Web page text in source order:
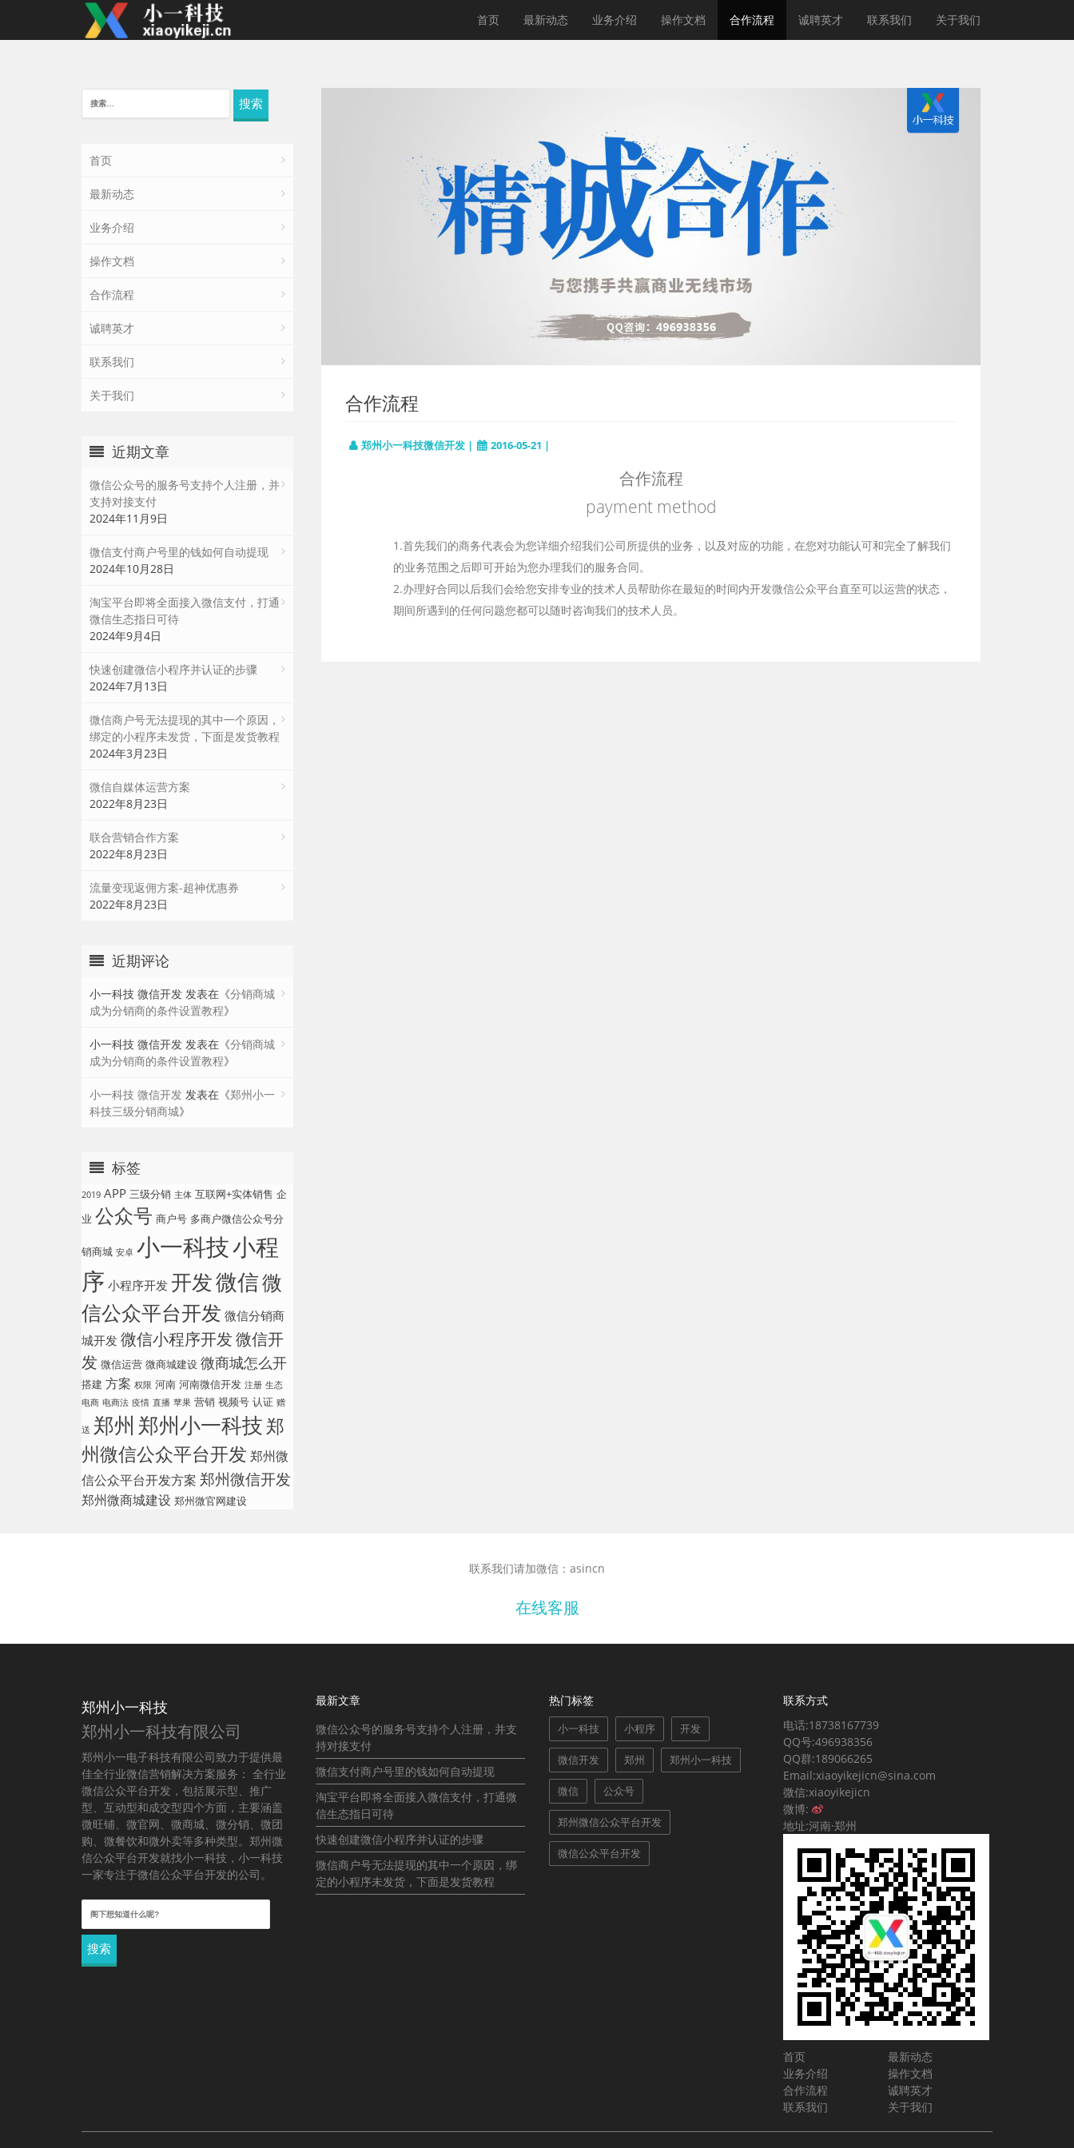
首页 最新动态 业务介绍 操作文档 合作流程 诚聘英才 联系我们 关于我们
搜
索：
首页
最新动态
业务介绍
操作文档
合作流程
诚聘英才
联系我们
关于我们
近期文章
微信公众号的服务号支持个人注册，并
支持对接支付
2024年11月9日
微信支付商户号里的钱如何自动提现
2024年10月28日
淘宝平台即将全面接入微信支付，打通
微信生态指日可待
2024年9月4日
快速创建微信小程序并认证的步骤
2024年7月13日
微信商户号无法提现的其中一个原因，
绑定的小程序未发货，下面是发货教程
2024年3月23日
微信自媒体运营方案
2022年8月23日
联合营销合作方案
2022年8月23日
流量变现返佣方案-超神优惠券
2022年8月23日
近期评论
小一科技 微信开发 发表在《分销商城
成为分销商的条件设置教程》
小一科技 微信开发 发表在《分销商城
成为分销商的条件设置教程》
小一科技 微信开发 发表在《郑州小一
科技三级分销商城》
标签
2019 APP 三级分销 主体 互联网+实体销售 企
业 公众号 商户号 多商户微信公众号分
销商城 安卓 小一科技小程
序 小程序开发 开发微信微
信公众平台开发 微信分销商
城开发 微信小程序开发微信开
发 微信运营 微商城建设 微商城怎么开
搭建 方案 权限 河南 河南微信开发 注册 生态
电商 电商法 疫情 直播 苹果 营销 视频号 认证 赠
送 郑州 郑州小一科技郑
州微信公众平台开发 郑州微
信公众平台开发方案 郑州微信开发
郑州微商城建设 郑州微官网建设
合作流程
郑州小一科技微信开发 | 2016-05-21 |
合作流程
payment method
1.首先我们的商务代表会为您详细介绍我们公司所提供的业务，以及对应的功能，在您对功能认可和完全了解我们
的业务范围之后即可开始为您办理我们的服务合同。
2.办理好合同以后我们会给您安排专业的技术人员帮助你在最短的时间内开发微信公众平台直至可以运营的状态，
期间所遇到的任何问题您都可以随时咨询我们的技术人员。
联系我们请加微信：asincn
在线客服
郑州小一科技
郑州小一科技有限公司
郑州小一电子科技有限公司致力于提供最
佳全行业微信营销解决方案服务： 全行业
微信公众平台开发，包括展示型、推广
型、互动型和成交型四个方面，主要涵盖
微旺铺、微官网、微商城、微分销、微团
购、微餐饮和微外卖等多种类型。郑州微
信公众平台开发就找小一科技，小一科技
一家专注于微信公众平台开发的公司。
搜
索：
最新文章
微信公众号的服务号支持个人注册，并支
持对接支付
微信支付商户号里的钱如何自动提现
淘宝平台即将全面接入微信支付，打通微
信生态指日可待
快速创建微信小程序并认证的步骤
微信商户号无法提现的其中一个原因，绑
定的小程序未发货，下面是发货教程
热门标签
小一科技 小程序 开发
微信开发 郑州 郑州小一科技
微信 公众号
郑州微信公众平台开发
微信公众平台开发
联系方式
电话:18738167739
QQ号:496938356
QQ群:189066265
Email:xiaoyikejicn@sina.com
微信:xiaoyikejicn
微博:
地址:河南·郑州
首页
最新动态
业务介绍
操作文档
合作流程
诚聘英才
联系我们
关于我们